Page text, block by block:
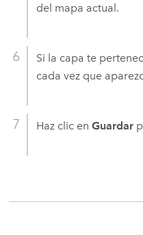
del mapa actual.
Si la capa te
cada vez que
Haz clic enGuardar